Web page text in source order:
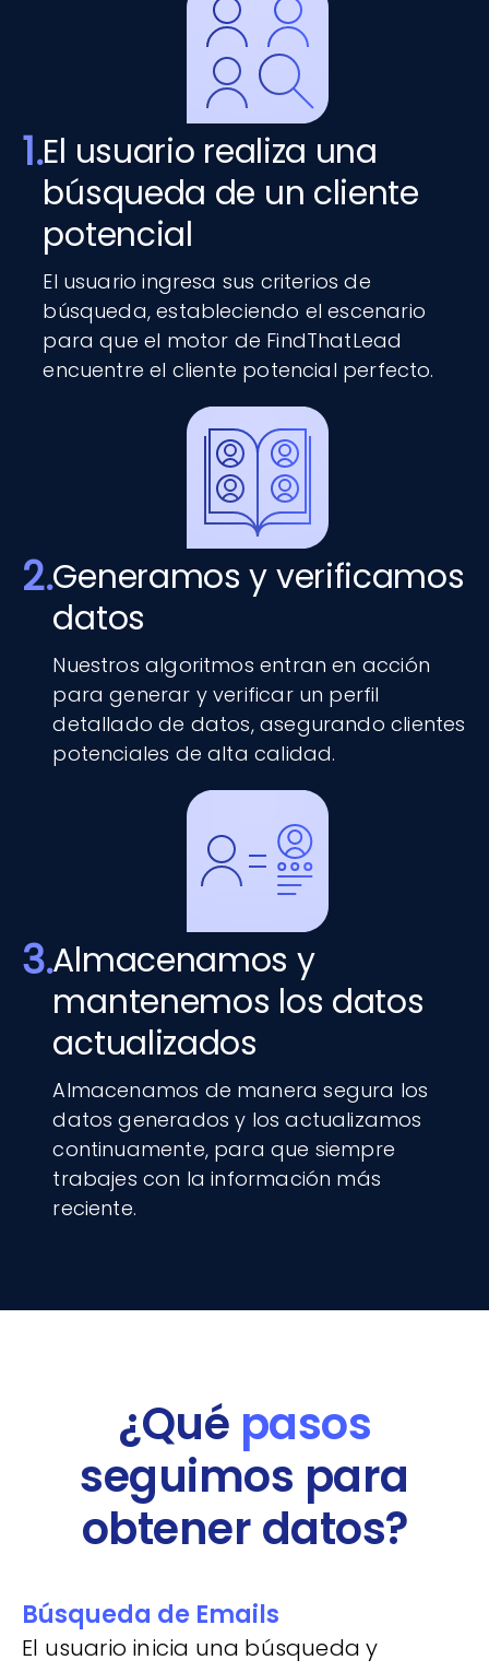
1.El usuario realiza una
búsqueda de un cliente
potencial
El usuario ingresa sus criterios de
búsqueda, estableciendo el escenario
para que el motor de FindThatLead
encuentre el cliente potencial perfecto.
2.Generamos y verificamos
datos
Nuestros algoritmos entran en acción
para generar y verificar un perfil
detallado de datos, asegurando clientes
potenciales de alta calidad.
3.Almacenamos y
mantenemos los datos
actualizados
Almacenamos de manera segura los
datos generados y los actualizamos
continuamente, para que siempre
trabajes con la información más
reciente.
¿Qué pasos
seguimos para
obtener datos?
Búsqueda de Emails
El usuario inicia una búsqueda y